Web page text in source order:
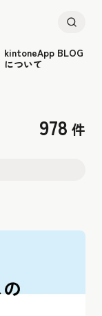
kintoneApp BLOG
について
978 件